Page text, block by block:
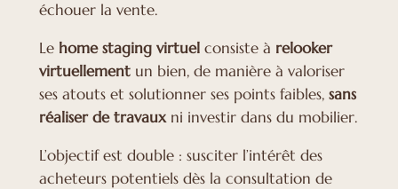
échouer la vente.
Le home staging virtuelconsiste à relooker
virtuellementun bien, de manière à valoriser
ses atouts et solutionner ses points faibles, sans
réaliser de travauxni investir dans du mobilier.
L’objectif est double : susciter l’intérêt des
acheteurs potentiels dès la consultation de